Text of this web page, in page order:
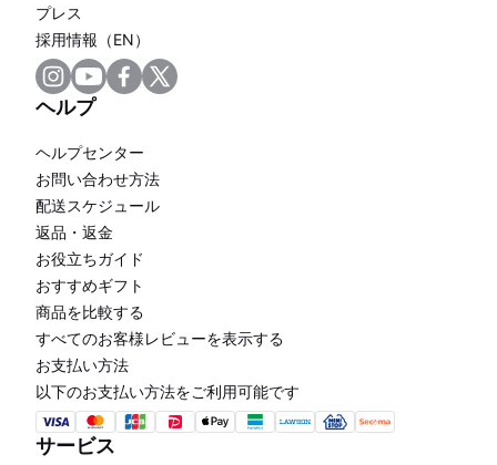
プレス
採用情報（EN）
ヘルプ
ヘルプセンター
お問い合わせ方法
配送スケジュール
返品・返金
お役立ちガイド
おすすめギフト
商品を比較する
すべてのお客様レビューを表示する
お支払い方法
以下のお支払い方法をご利用可能です
サービス